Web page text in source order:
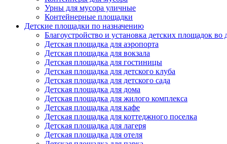
Урны для мусора уличные
Контейнерные площадки
Детские площадки по назначению
Благоустройство и установка детских площадок
Детская площадка для аэропорта
Детская площадка для вокзала
Детская площадка для гостиницы
Детская площадка для детского клуба
Детская площадка для детского сада
Детская площадка для дома
Детская площадка для жилого комплекса
Детская площадка для кафе
Детская площадка для коттеджного поселка
Детская площадка для лагеря
Детская площадка для отеля